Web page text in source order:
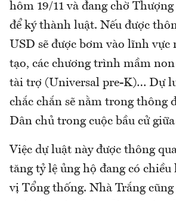
hôm 19/11 và đang chờ
để ký thành luật. Nếu được
USD sẽ được bơm vào lĩnh vực
tạo, các chương trình mầm
tài trợ (Universal pre-K)… Dự
chắc chắn sẽ nằm trong thông
Dân chủ trong cuộc bầu cử
Việc dự luật này được thông
tăng tỷ lệ ủng hộ đang có chiều
vị Tổng thống. Nhà Trắng